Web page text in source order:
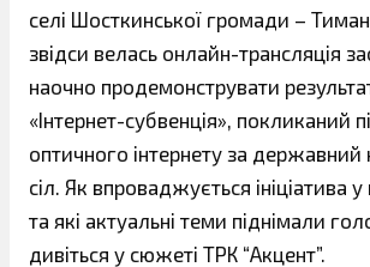
селі Шосткинської громади –
звідси велась онлайн-трансляція
наочно продемонструвати
«Інтернет-субвенція», покликаний
оптичного інтернету за державний
сіл. Як впроваджується ініціатива
та які актуальні теми піднімали
дивіться у сюжеті ТРК “Акцент”.